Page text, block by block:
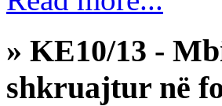
» KE10/13 -
shkruajtur në